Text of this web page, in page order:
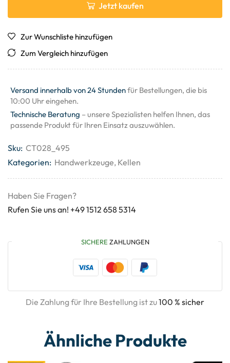
Jetzt kaufen
Zur Wunschliste hinzufügen
Zum Vergleich hinzufügen
Versand innerhalb von 24 Stundenfür Bestellungen, die bis
10:00 Uhr eingehen.
Technische Beratung – unsere Spezialisten helfen Ihnen, das
passende Produkt für Ihren Einsatz auszuwählen.
Sku: CT028_495
Kategorien: Handwerkzeuge, Kellen
Haben Sie Fragen?
Rufen Sie uns an! +49 1512 658 5314
SICHERE ZAHLUNGEN
Die Zahlung für Ihre Bestellung ist zu100 % sicher
Ähnliche Produkte